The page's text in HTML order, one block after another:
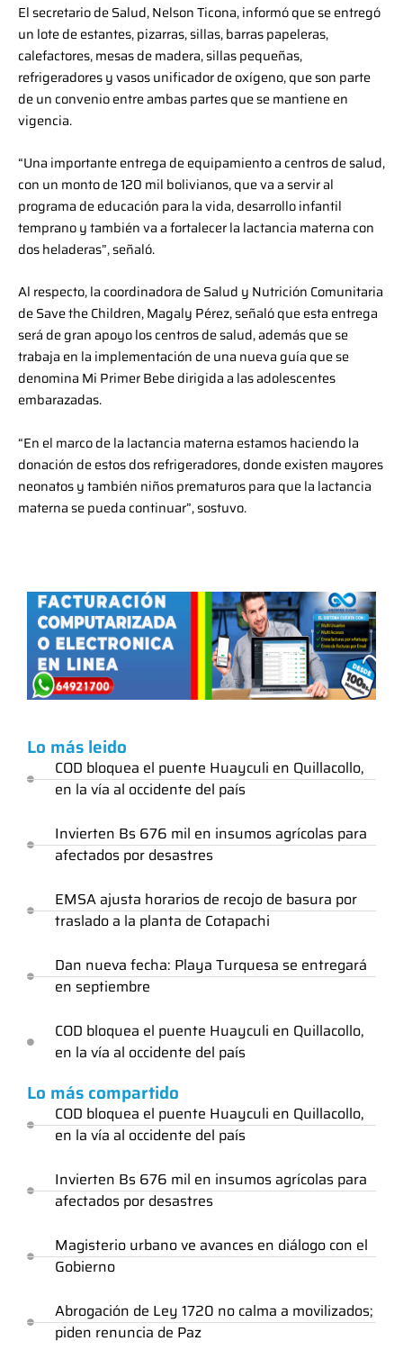
El secretario de Salud, Nelson Ticona, informó que se entregó
un lote de estantes, pizarras, sillas, barras papeleras,
calefactores, mesas de madera, sillas pequeñas,
refrigeradores y vasos unificador de oxígeno, que son parte
de un convenio entre ambas partes que se mantiene en
vigencia.
“Una importante entrega de equipamiento a centros de salud,
con un monto de 120 mil bolivianos, que va a servir al
programa de educación para la vida, desarrollo infantil
temprano y también va a fortalecer la lactancia materna con
dos heladeras”, señaló.
Al respecto, la coordinadora de Salud y Nutrición Comunitaria
de Save the Children, Magaly Pérez, señaló que esta entrega
será de gran apoyo los centros de salud, además que se
trabaja en la implementación de una nueva guía que se
denomina Mi Primer Bebe dirigida a las adolescentes
embarazadas.
“En el marco de la lactancia materna estamos haciendo la
donación de estos dos refrigeradores, donde existen mayores
neonatos y también niños prematuros para que la lactancia
materna se pueda continuar”, sostuvo.
Lo más leido
COD bloquea el puente Huayculi en Quillacollo,
en la vía al occidente del país
Invierten Bs 676 mil en insumos agrícolas para
afectados por desastres
EMSA ajusta horarios de recojo de basura por
traslado a la planta de Cotapachi
Dan nueva fecha: Playa Turquesa se entregará
en septiembre
COD bloquea el puente Huayculi en Quillacollo,
en la vía al occidente del país
Lo más compartido
COD bloquea el puente Huayculi en Quillacollo,
en la vía al occidente del país
Invierten Bs 676 mil en insumos agrícolas para
afectados por desastres
Magisterio urbano ve avances en diálogo con el
Gobierno
Abrogación de Ley 1720 no calma a movilizados;
piden renuncia de Paz